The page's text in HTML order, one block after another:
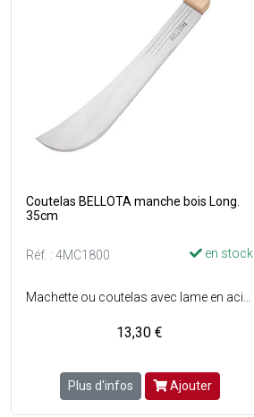
Coutelas BELLOTA manche bois Long.
35cm
Réf. : 4MC1800 en stock
13,30 €
Plus d'infos Ajouter